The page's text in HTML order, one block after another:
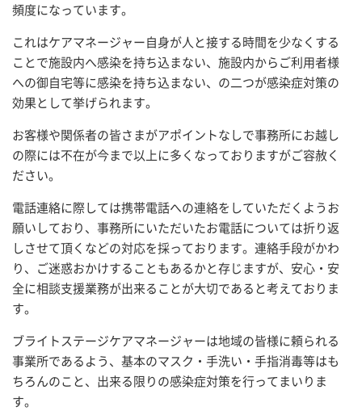
頻度になっています。
これはケアマネージャー自身が人と接する時間を少なくする
ことで施設内へ感染を持ち込まない、施設内からご利用者様
への御自宅等に感染を持ち込まない、の二つが感染症対策の
効果として挙げられます。
お客様や関係者の皆さまがアポイントなしで事務所にお越し
の際には不在が今まで以上に多くなっておりますがご容赦く
ださい。
電話連絡に際しては携帯電話への連絡をしていただくようお
願いしており、事務所にいただいたお電話については折り返
しさせて頂くなどの対応を採っております。連絡手段がかわ
り、ご迷惑おかけすることもあるかと存じますが、安心・安
全に相談支援業務が出来ることが大切であると考えておりま
す。
ブライトステージケアマネージャーは地域の皆様に頼られる
事業所であるよう、基本のマスク・手洗い・手指消毒等はも
ちろんのこと、出来る限りの感染症対策を行ってまいりま
す。